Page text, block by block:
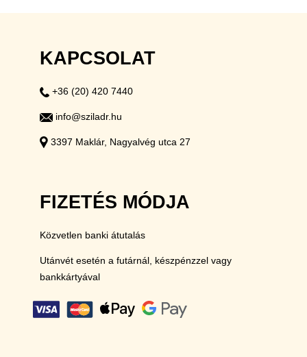
KAPCSOLAT
+36 (20) 420 7440
info@sziladr.hu
3397 Maklár, Nagyalvég utca 27
FIZETÉS MÓDJA
Közvetlen banki átutalás
Utánvét esetén a futárnál, készpénzzel vagy
bankkártyával